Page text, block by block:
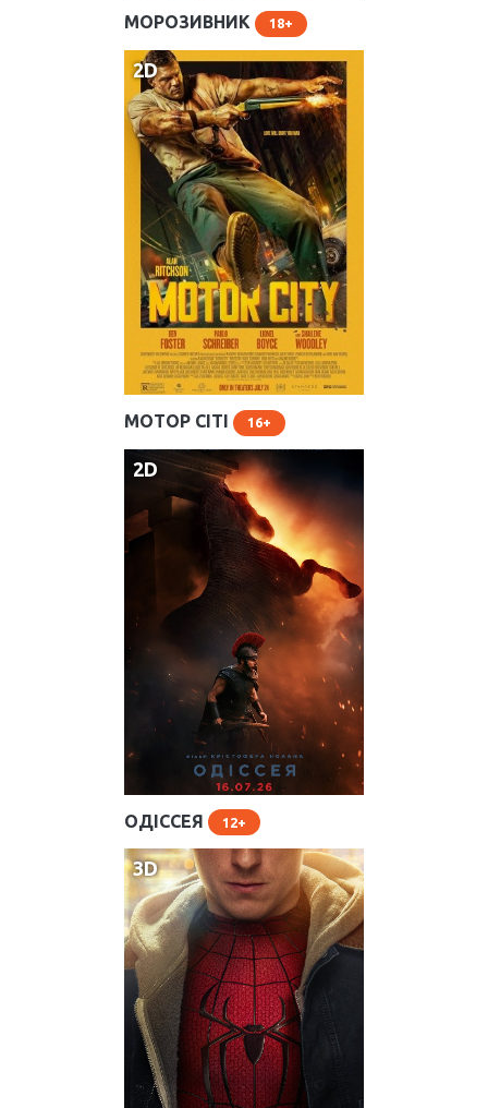
Розклад на сьогодні
Зал Ультрамарин
20:30
МОРОЗИВНИК 18
2D
Розклад на сьогодні
Зал Кораловий
15:50
МОТОР СІТІ 16
2D
Розклад на сьогодні
Зал Ультрамарин
17:20
ОДІССЕЯ 12
3D